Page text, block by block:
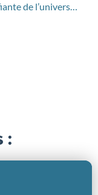
de l’univers…
: